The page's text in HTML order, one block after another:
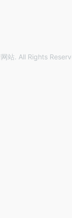
站. All Rights